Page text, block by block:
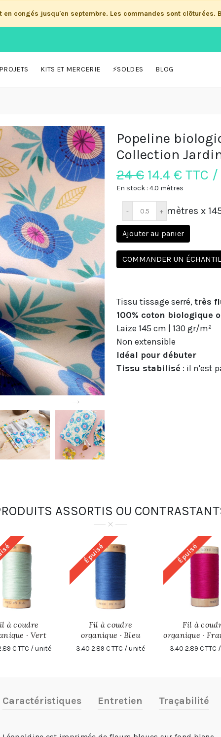
en congés jusqu'en septembre. Les commandes sont clôturées.
KITS ET MERCERIE ⚡SOLDES BLOG
→
Popeline
Collection
24 € 14.4 € TTC
En stock : 4.0 mètres
mètres x
Ajouter au panier
COMMANDER UN
Tissu tissage serré,très
100% coton biologique
Laize 145 cm | 130 gr/m²
Non extensible
Idéal pour débuter
Tissu stabilisé : il n'est
ASSORTIS OU
à coudre
· Vert
· 4820 · 100
€ TTC / unité
Épuisé
Fil à coudre
organique · Bleu
denim · 4817 · 100
3.402.89 € TTC / unité
Épuisé
Fil à
organique ·
· 4811 · 100
3.402.89 € TTC
Caractéristiques Entretien Traçabilité